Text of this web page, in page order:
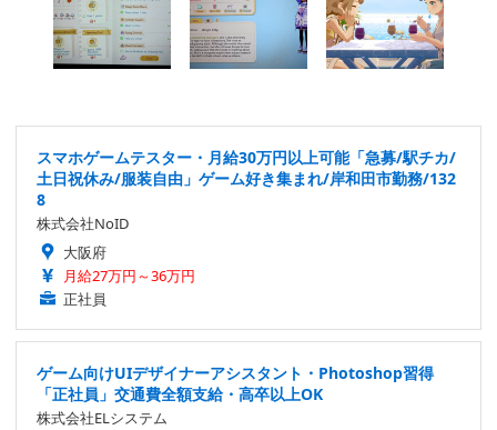
スマホゲームテスター・月給30万円以上可能「急募/駅チカ/
土日祝休み/服装自由」ゲーム好き集まれ/岸和田市勤務/132
8
株式会社NoID
大阪府
月給27万円～36万円
正社員
ゲーム向けUIデザイナーアシスタント・Photoshop習得
「正社員」交通費全額支給・高卒以上OK
株式会社ELシステム